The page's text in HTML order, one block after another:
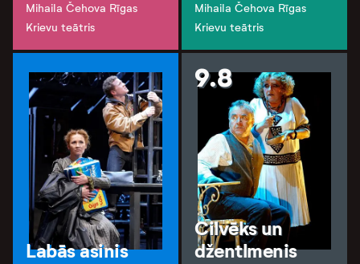
Mihaila Čehova Rīgas
Krievu teātris
Mihaila Čehova Rīgas
Krievu teātris
Labās asinis
9.8
Cilvēks un
džentlmenis